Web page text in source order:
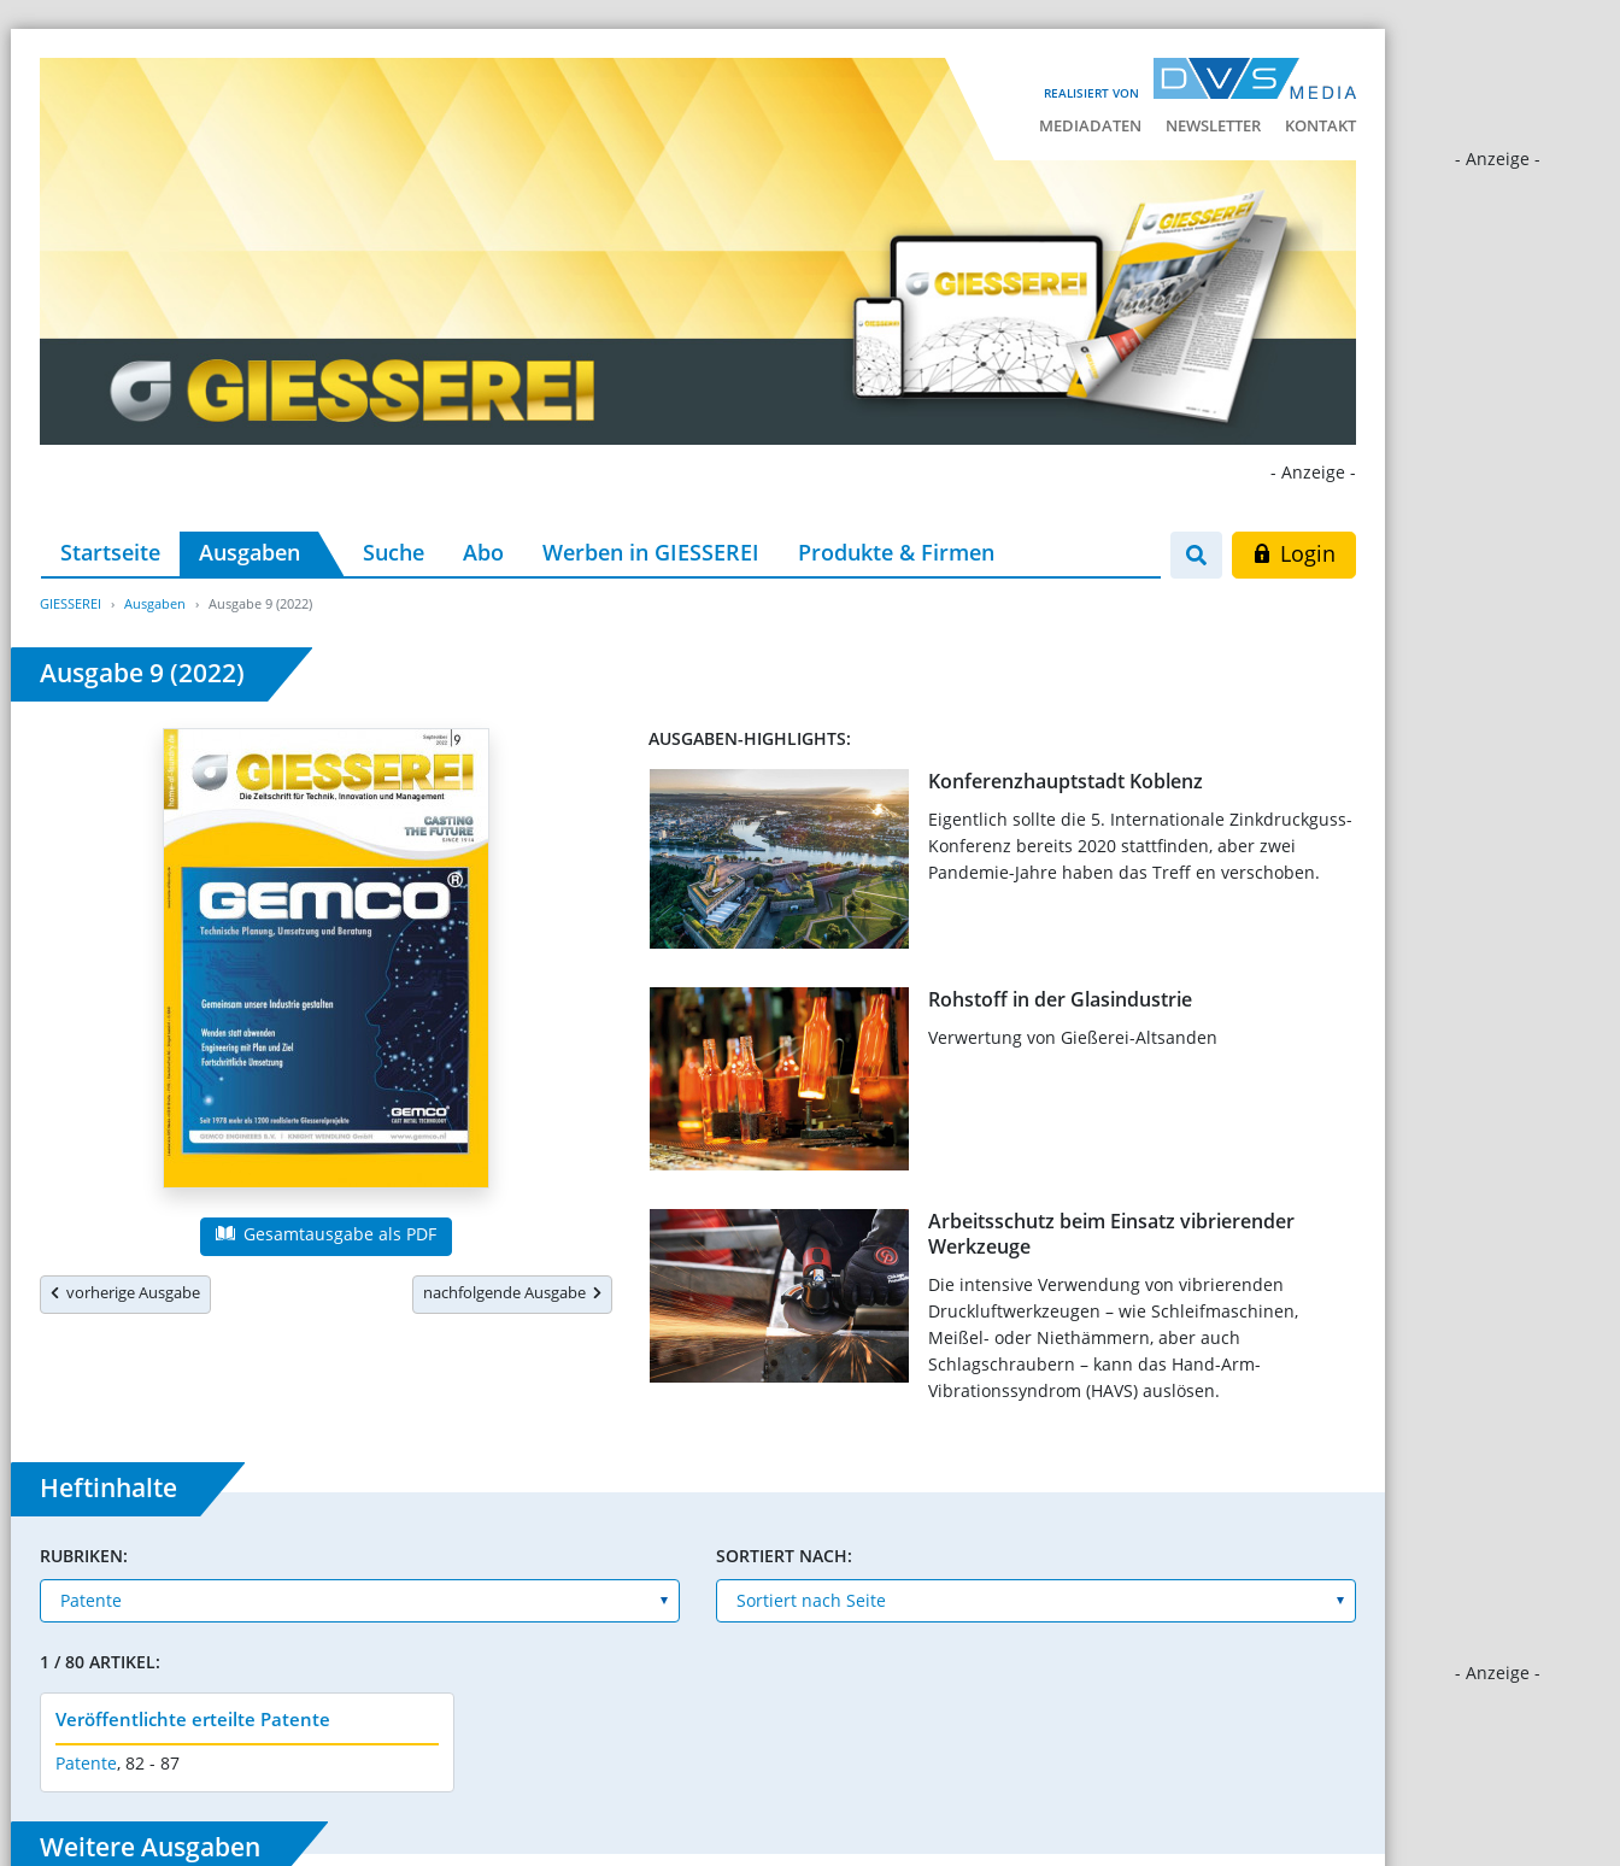
REALISIERT VON
MEDIADATEN NEWSLETTER KONTAKT
- Anzeige -
- Anzeige -
- Anzeige -
Startseite Ausgaben Suche Abo Werben in GIESSEREI Produkte & Firmen Login
GIESSEREI Ausgaben Ausgabe 9 (2022)
Ausgabe 9 (2022)
Gesamtausgabe als PDF
vorherige Ausgabe nachfolgende Ausgabe
AUSGABEN-HIGHLIGHTS:
Konferenzhauptstadt Koblenz
Eigentlich sollte die 5. Internationale Zinkdruckguss-
Konferenz bereits 2020 stattfinden, aber zwei
Pandemie-Jahre haben das Treff en verschoben.
Rohstoff in der Glasindustrie
Verwertung von Gießerei-Altsanden
Arbeitsschutz beim Einsatz vibrierender
Werkzeuge
Die intensive Verwendung von vibrierenden
Druckluftwerkzeugen – wie Schleifmaschinen,
Meißel- oder Niethämmern, aber auch
Schlagschraubern – kann das Hand-Arm-
Vibrationssyndrom (HAVS) auslösen.
Heftinhalte
RUBRIKEN: SORTIERT NACH:
1 / 80 ARTIKEL:
Veröffentlichte erteilte Patente
Patente, 82 - 87
Weitere Ausgaben